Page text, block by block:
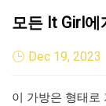
모든 It Girl에
Dec 19, 2023
이 가방은 형태로